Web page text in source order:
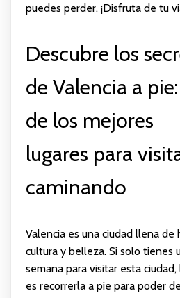
puedes perder. ¡Disfruta de tu
Descubre los
de Valencia a
de los mejores
lugares para
caminando
Valencia es una ciudad llena de
cultura y belleza. Si solo tienes
semana para visitar esta
es recorrerla a pie para poder